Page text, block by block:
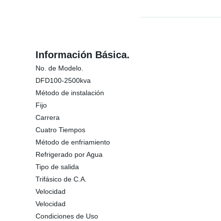
Información Básica.
No. de Modelo.
DFD100-2500kva
Método de instalación
Fijo
Carrera
Cuatro Tiempos
Método de enfriamiento
Refrigerado por Agua
Tipo de salida
Trifásico de C.A.
Velocidad
Velocidad
Condiciones de Uso